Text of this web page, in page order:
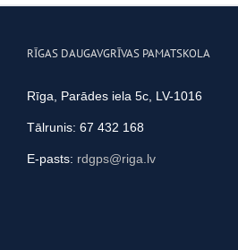
RĪGAS DAUGAVGRĪVAS PAMATSKOLA
Rīga, Parādes iela 5c, LV-1016
Tālrunis: 67 432 168
E-pasts: rdgps@riga.lv